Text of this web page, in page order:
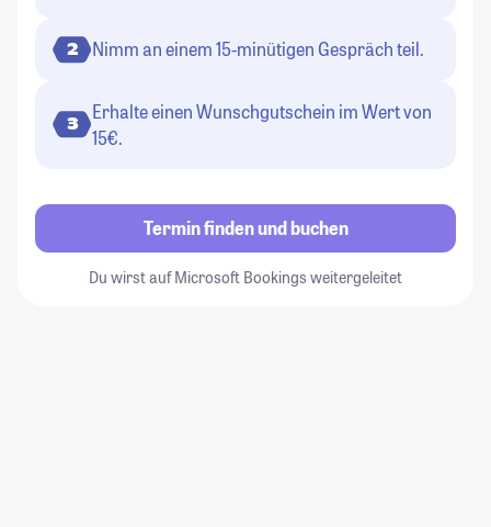
2 Nimm an einem 15-minütigen Gespräch teil.
3
Erhalte einen Wunschgutschein im Wert von
15€.
Termin finden und buchen
Du wirst auf Microsoft Bookings weitergeleitet